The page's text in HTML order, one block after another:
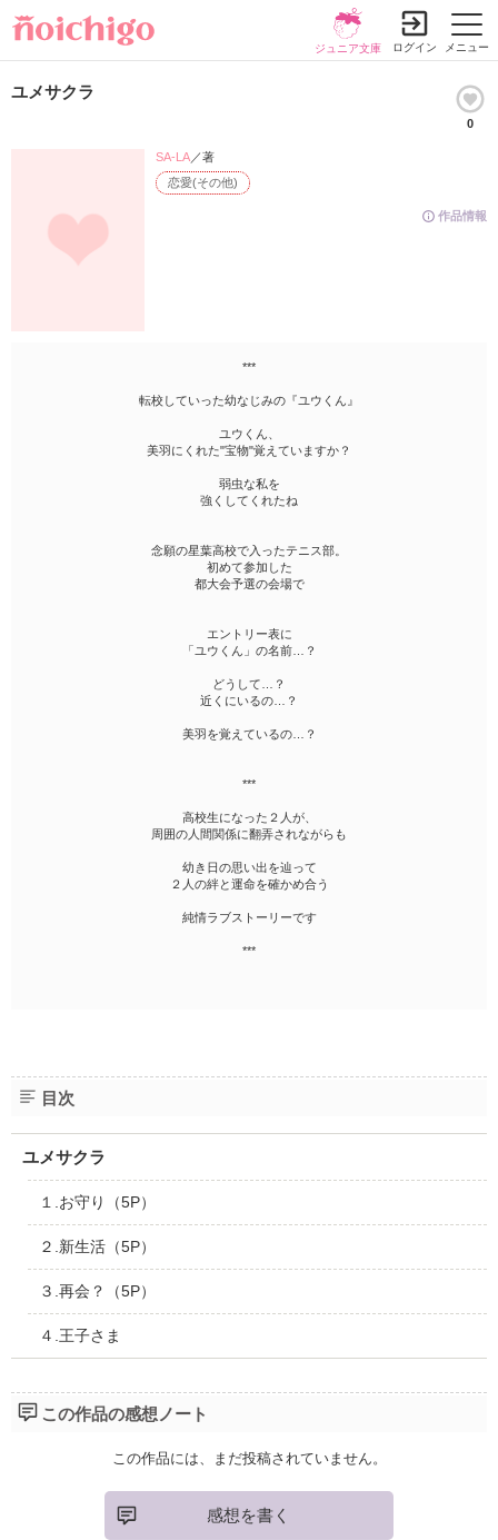
メニュー
ジュニア文庫 ログイン
ユメサクラ
0
作品情報
恋愛(その他)
SA-LA／著
***
転校していった幼なじみの『ユウくん』
ユウくん、
美羽にくれた"宝物"覚えていますか？
弱虫な私を
強くしてくれたね
念願の星葉高校で入ったテニス部。
初めて参加した
都大会予選の会場で
エントリー表に
「ユウくん」の名前…？
どうして…？
近くにいるの…？
美羽を覚えているの…？
***
高校生になった２人が、
周囲の人間関係に翻弄されながらも
幼き日の思い出を辿って
２人の絆と運命を確かめ合う
純情ラブストーリーです
***
目次
ユメサクラ
１.お守り（5P）
２.新生活（5P）
３.再会？（5P）
４.王子さま
この作品の感想ノート
この作品には、まだ投稿されていません。
感想を書く